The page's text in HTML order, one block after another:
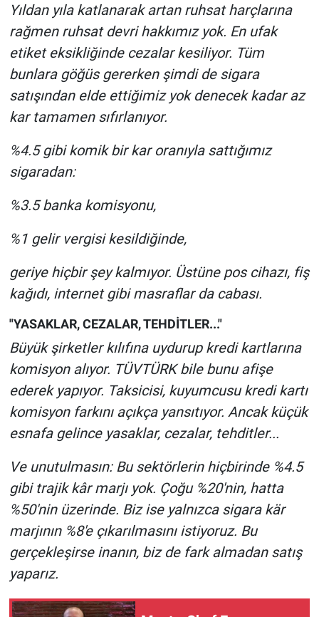
Yıldan yıla katlanarak artan ruhsat harçlarına
rağmen ruhsat devri hakkımız yok. En ufak
etiket eksikliğinde cezalar kesiliyor. Tüm
bunlara göğüs gererken şimdi de sigara
satışından elde ettiğimiz yok denecek kadar az
kar tamamen sıfırlanıyor.
%4.5 gibi komik bir kar oranıyla sattığımız
sigaradan:
%3.5 banka komisyonu,
%1 gelir vergisi kesildiğinde,
geriye hiçbir şey kalmıyor. Üstüne pos cihazı, fiş
kağıdı, internet gibi masraflar da cabası.
"YASAKLAR, CEZALAR, TEHDİTLER..."
Büyük şirketler kılıfına uydurup kredi kartlarına
komisyon alıyor. TÜVTÜRK bile bunu afişe
ederek yapıyor. Taksicisi, kuyumcusu kredi kartı
komisyon farkını açıkça yansıtıyor. Ancak küçük
esnafa gelince yasaklar, cezalar, tehditler...
Ve unutulmasın: Bu sektörlerin hiçbirinde %4.5
gibi trajik kâr marjı yok. Çoğu %20'nin, hatta
%50'nin üzerinde. Biz ise yalnızca sigara kär
marjının %8'e çıkarılmasını istiyoruz. Bu
gerçekleşirse inanın, biz de fark almadan satış
yaparız.